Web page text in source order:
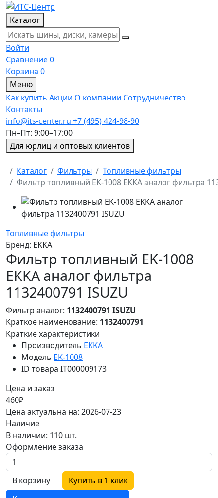
Каталог
Войти
Сравнение0
Корзина 0
Меню
Как купить Акции О компании Сотрудничество
Контакты
info@its-center.ru +7 (495) 424-98-90
Пн–Пт: 9:00–17:00
Для юрлиц и оптовых клиентов
Главная
Каталог Фильтры
Топливные фильтры
Фильтр топливный EK-1008 EKKA аналог фильтра
Топливные фильтры
Бренд: EKKA
Фильтр топливный EK-1008
EKKA аналог фильтра
1132400791 ISUZU
Фильтр аналог: 1132400791 ISUZU
Краткое наименование: 1132400791
Краткие характеристики
Производитель EKKA
Модель EK-1008
ID товара IT000009173
Цена и заказ
460₽
Цена актуальна на: 2026-07-23
Наличие
В наличии: 110 шт.
Оформление заказа
В корзину
Купить в 1 клик